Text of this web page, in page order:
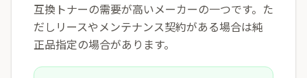
互換トナーの需要が高いメーカーの一つです。た
だしリースやメンテナンス契約がある場合は純
正品指定の場合があります。